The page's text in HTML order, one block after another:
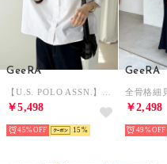
GeeRA
￥5,498
45% 15
GeeRA
￥2,498
49%